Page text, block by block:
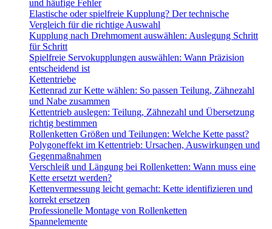
und häufige Fehler
Elastische oder spielfreie Kupplung? Der technische
Vergleich für die richtige Auswahl
Kupplung nach Drehmoment auswählen: Auslegung Schritt
für Schritt
Spielfreie Servokupplungen auswählen: Wann Präzision
entscheidend ist
Kettentriebe
Kettenrad zur Kette wählen: So passen Teilung, Zähnezahl
und Nabe zusammen
Kettentrieb auslegen: Teilung, Zähnezahl und Übersetzung
richtig bestimmen
Rollenketten Größen und Teilungen: Welche Kette passt?
Polygoneffekt im Kettentrieb: Ursachen, Auswirkungen und
Gegenmaßnahmen
Verschleiß und Längung bei Rollenketten: Wann muss eine
Kette ersetzt werden?
Kettenvermessung leicht gemacht: Kette identifizieren und
korrekt ersetzen
Professionelle Montage von Rollenketten
Spannelemente